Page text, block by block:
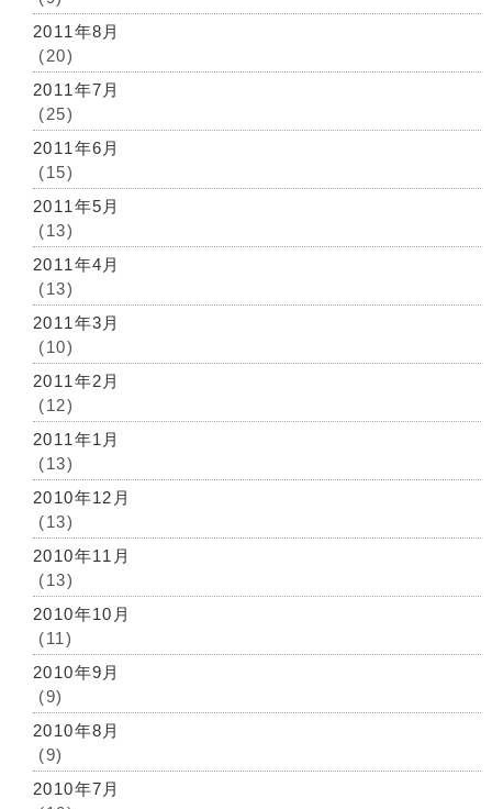
2011年8月
(20)
2011年7月
(25)
2011年6月
(15)
2011年5月
(13)
2011年4月
(13)
2011年3月
(10)
2011年2月
(12)
2011年1月
(13)
2010年12月
(13)
2010年11月
(13)
2010年10月
(11)
2010年9月
(9)
2010年8月
(9)
2010年7月